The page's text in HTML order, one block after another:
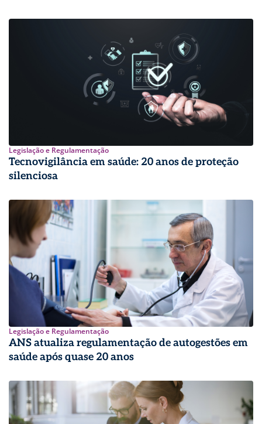
Legislação e Regulamentação
Tecnovigilância em saúde: 20 anos de proteção
silenciosa
Legislação e Regulamentação
ANS atualiza regulamentação de autogestões em
saúde após quase 20 anos